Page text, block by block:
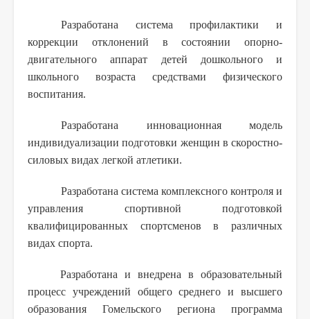
Разработана система профилактики и
коррекции отклонений в состоянии опорно-
двигательного аппарат детей дошкольного и
школьного возраста средствами физического
воспитания.
Разработана инновационная модель
индивидуализации подготовки женщин в скоростно-
силовых видах легкой атлетики.
Разработана система комплексного контроля и
управления спортивной подготовкой
квалифицированных спортсменов в различных
видах спорта.
Разработана и внедрена в образовательный
процесс учреждений общего среднего и высшего
образования Гомельского региона программа